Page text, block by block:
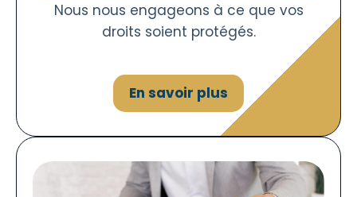
Nous nous engageons à ce que vos
droits soient protégés.
En savoir plus